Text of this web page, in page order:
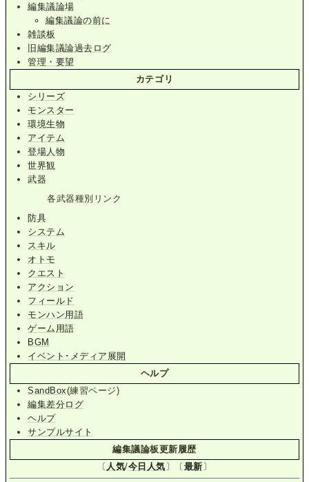
編集議論場
編集議論の前に
雑談板
旧編集議論過去ログ
管理・要望
カテゴリ
シリーズ
モンスター
環境生物
アイテム
登場人物
世界観
武器
各武器種別リンク
防具
システム
スキル
オトモ
クエスト
アクション
フィールド
モンハン用語
ゲーム用語
BGM
イベント･メディア展開
ヘルプ
SandBox(練習ページ)
編集差分ログ
ヘルプ
サンプルサイト
編集議論板更新履歴
〔 人気/今日人気〕〔最新〕